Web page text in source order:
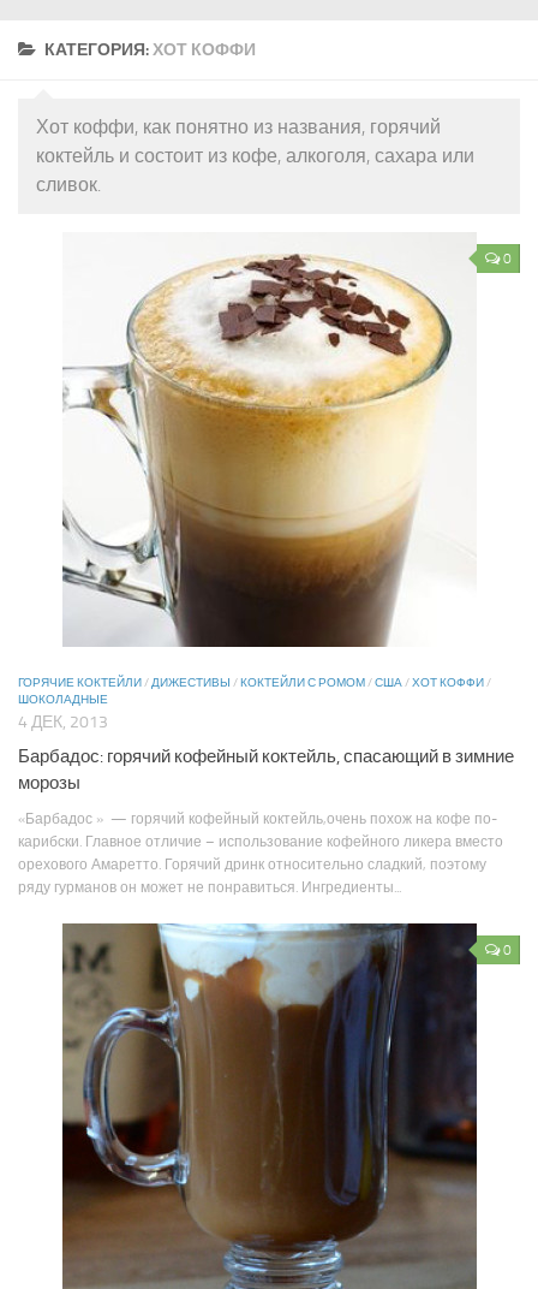
КАТЕГОРИЯ:ХОТ КОФФИ
Хот коффи, как понятно из названия, горячий
коктейль и состоит из кофе, алкоголя, сахара или
сливок.
0
ГОРЯЧИЕ КОКТЕЙЛИ /ДИЖЕСТИВЫ / КОКТЕЙЛИ С РОМОМ /США/ХОТ КОФФИ /
ШОКОЛАДНЫЕ
4 ДЕК, 2013
Барбадос: горячий кофейный коктейль, спасающий в зимние
морозы
«Барбадос » — горячий кофейный коктейль,очень похож на кофе по-
карибски. Главное отличие – использование кофейного ликера вместо
орехового Амаретто. Горячий дринк относительно сладкий, поэтому
ряду гурманов он может не понравиться. Ингредиенты...
0